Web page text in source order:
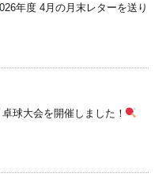
年度 4月の月末レターを送り
球大会を開催しました！